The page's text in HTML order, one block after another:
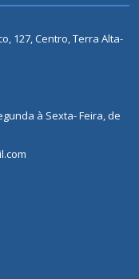
127, Centro, Terra Alta-
à Sexta- Feira, de